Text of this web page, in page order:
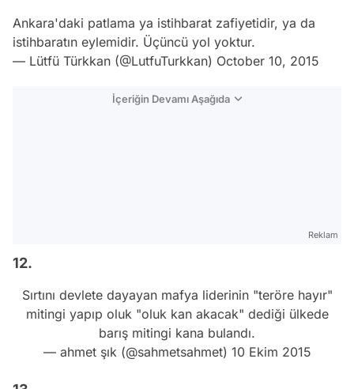
Ankara'daki patlama ya istihbarat zafiyetidir, ya da
istihbaratın eylemidir. Üçüncü yol yoktur.
— Lütfü Türkkan (@LutfuTurkkan) October 10, 2015
İçeriğin Devamı Aşağıda
Reklam
12.
Sırtını devlete dayayan mafya liderinin "teröre hayır"
mitingi yapıp oluk "oluk kan akacak" dediği ülkede
barış mitingi kana bulandı.
— ahmet şık (@sahmetsahmet) 10 Ekim 2015